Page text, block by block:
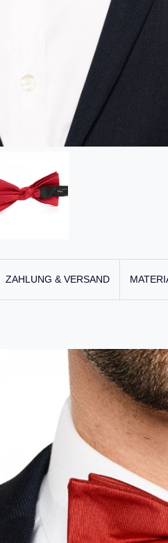
ZAHLUNG & VERSAND